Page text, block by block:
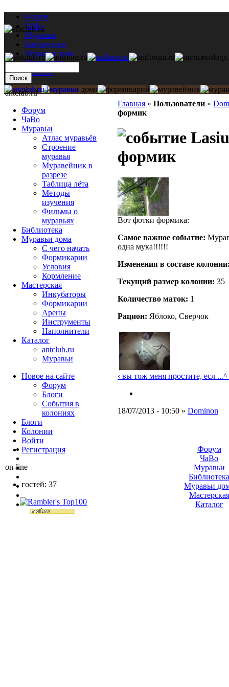
Форум
ЧаВо
Муравьи
Библиотека
Муравьи дома
Мастерская
Каталог
Главная » Пользователи »
формик
формик
Вот фотки формика:
Самое важное событие:
одна мука!!!!!!
Изменения в составе
Текущий размер кoлонии: 35
Количество маток: 1
Рацион: Яблоко, Сверчок
‹ вы тож меня простите, есл ...^
18/07/2013 - 10:50 » Dominon
antclub.ru
Форум
ЧаВо
Муравьи
Атлас муравьёв
Строение
муравья
Муравейник в
разрезе
Таблица лёта
Методы
изучения
Фильмы о
муравьях
Библиотека
Муравьи дома
С чего начать
Формикарии
Условия
Кормление
Мастерская
Инкубаторы
Формикарии
Арены
Инструменты
Наполнители
Каталог
antclub.ru
Муравьи
Новое на сайте
Форум
Блоги
События в
колониях
Блоги
Колонии
Войти
Peгиcтpaция
on-line
гостей: 37
Форум
ЧаВо
Муравьи
Муравьи
Мастерская
Каталог